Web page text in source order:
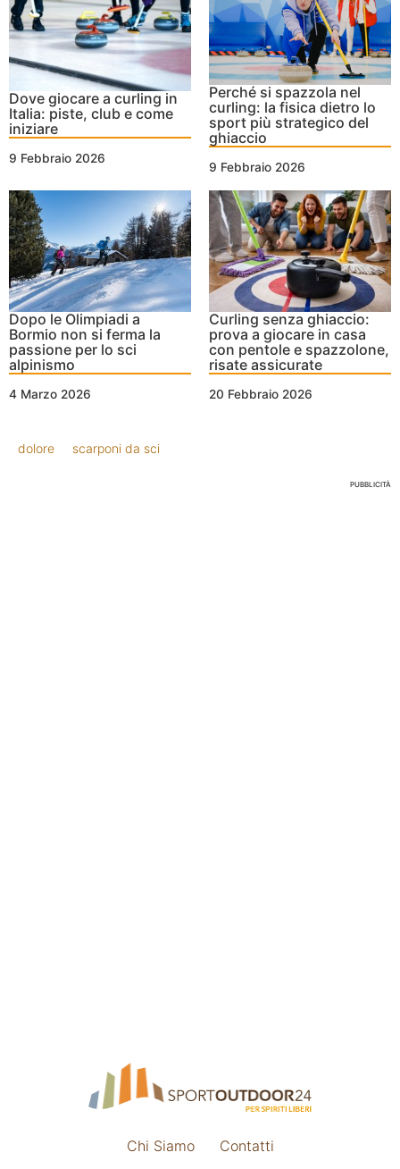
Dove giocare a curling in
Italia: piste, club e come
iniziare
9 Febbraio 2026
Perché si spazzola nel
curling: la fisica dietro lo
sport più strategico del
ghiaccio
9 Febbraio 2026
Dopo le Olimpiadi a
Bormio non si ferma la
passione per lo sci
alpinismo
4 Marzo 2026
Curling senza ghiaccio:
prova a giocare in casa
con pentole e spazzolone,
risate assicurate
20 Febbraio 2026
dolore scarponi da sci
PUBBLICITÀ
Chi Siamo Contatti